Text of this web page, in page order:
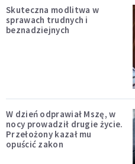
Skuteczna modlitwa w
sprawach trudnych i
beznadziejnych
W dzień odprawiał Mszę, w
nocy prowadził drugie życie.
Przełożony kazał mu
opuścić zakon